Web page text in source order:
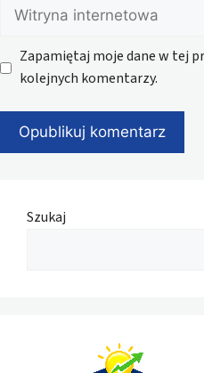
Witryna
internetowa
Zapamiętaj moje dane w tej
kolejnych komentarzy.
Szukaj